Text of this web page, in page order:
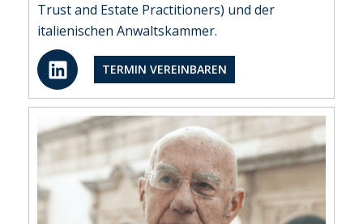
Trust and Estate Practitioners) und der
italienischen Anwaltskammer.
L
i
n
k
e
d
i
TERMIN VEREINBAREN